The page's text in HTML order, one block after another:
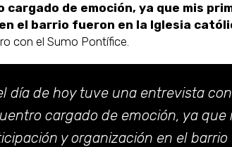
cargado de emoción, ya que mis
el barrio fueron en la Iglesia
con el Sumo Pontífice.
día de hoy tuve una entrevista
cargado de emoción, ya que
y organización en el